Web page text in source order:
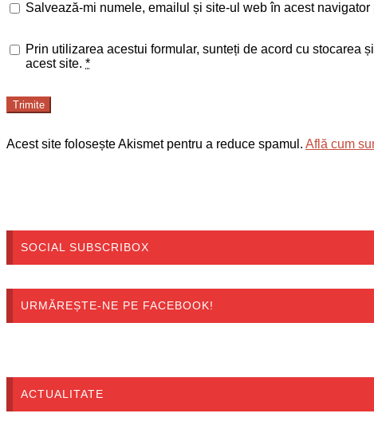
Salvează-mi numele, emailul și site-ul web în acest
Prin utilizarea acestui formular, sunteți de acord cu stocarea
acest site. *
Trimite
Acest site folosește Akismet pentru a reduce spamul. Află cum
SOCIAL SUBSCRIBOX
URMĂREȘTE-NE PE FACEBOOK!
ACTUALITATE